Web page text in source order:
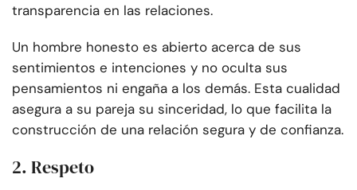
transparencia en las relaciones.
Un hombre honesto es abierto acerca de sus
sentimientos e intenciones y no oculta sus
pensamientos ni engaña a los demás. Esta cualidad
asegura a su pareja su sinceridad, lo que facilita la
construcción de una relación segura y de confianza.
2. Respeto